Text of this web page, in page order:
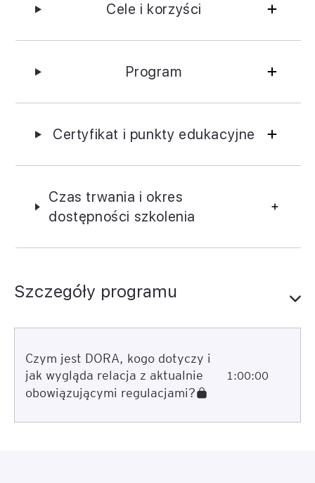
Cele i korzyści
Program
Certyfikat i punkty edukacyjne
Czas trwania i okres
dostępności szkolenia
Szczegóły programu
Czym jest DORA, kogo dotyczy i
jak wygląda relacja z aktualnie
obowiązującymi regulacjami?
1:00:00